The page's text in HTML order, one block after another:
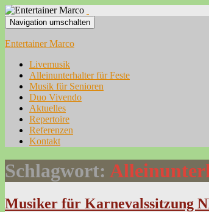
Navigation umschalten
Entertainer Marco
Livemusik
Alleinunterhalter für Feste
Musik für Senioren
Duo Vivendo
Aktuelles
Repertoire
Referenzen
Kontakt
Schlagwort:
Musiker für Karnevalssitzung